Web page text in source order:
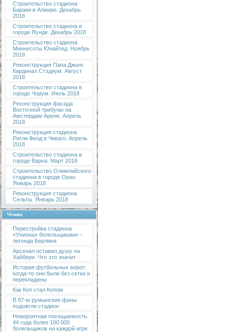
Строительство стадиона
Бараки в Алжире. Декабрь
2018
Строительство стадиона в
городе Яунде. Декабрь 2018
Строительство стадиона
Миннесоты Юнайтед. Ноябрь
2018
Реконструкция Папа Джонс
Кардинал Стэдиум. Август
2018
Строительство стадиона в
городе Чорум. Июль 2018
Реконструкция фасада
Восточной трибуны на
Амстердам Арене. Апрель
2018
Реконструкция стадиона
Ригли Филд в Чикаго. Апрель
2018
Строительство стадиона в
городе Варна. Март 2018
Строительство Олимпийского
стадиона в городе Оран.
Январь 2018
Реконструкция стадиона
Сельты. Январь 2018
Чтиво
Перестройка стадиона
«Униона» болельщиками –
легенда Берлина
Арсенал оставил душу на
Хайбери. Что это значит
История футбольных ворот:
когда-то они были без сетки и
перекладины
Как Коп стал Копом
В 97-м румынские фаны
подожгли стадион
Невероятная посещаемость.
44 года более 100 000
болельщиков на каждой игре